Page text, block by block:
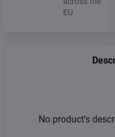
EU
No product's